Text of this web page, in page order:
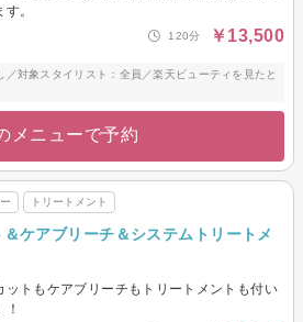
。
120分 ￥13,500
対象スタイリスト：全員／楽天ビューティを見たと
メニューで予約
トリートメント
＆ケアブリーチ＆システムトリートメ
トもケアブリーチもトリートメントも付い